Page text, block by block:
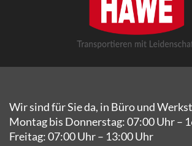
Wir sind für Sie da, in Büro und
Montag bis Donnerstag: 07:00 Uhr –
Freitag: 07:00 Uhr – 13:00 Uhr